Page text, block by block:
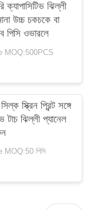
ক্যাপাসিটিভ ঝিল্লী
উচ্চ চকচকে বা
পিসি ওভারলে
MOQ:500PCS
স্ক্রিন প্রিন্ট সঙ্গে
টাচ ঝিল্লী প্যানেল
MOQ:50 পিসি